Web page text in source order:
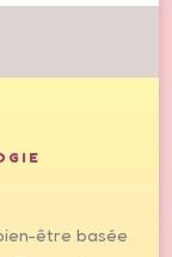
être basée